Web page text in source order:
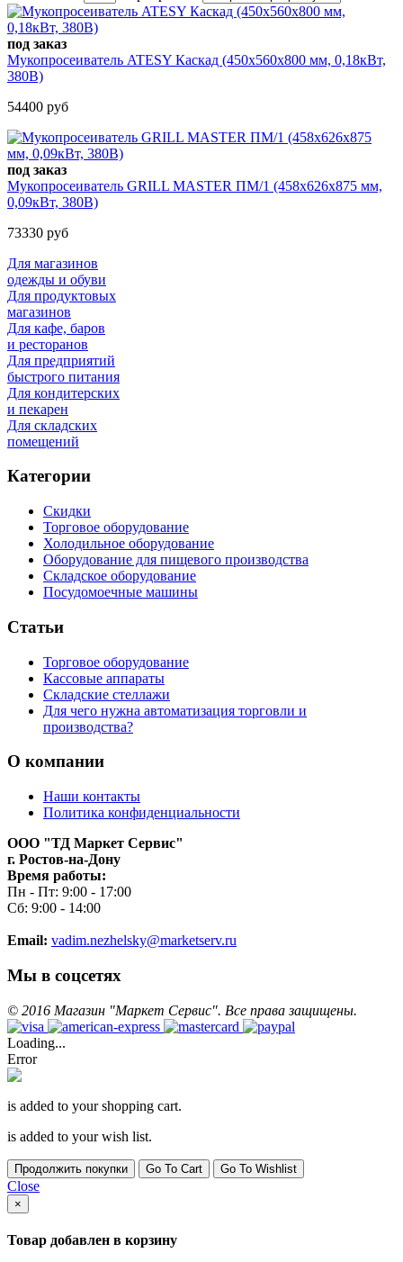
под заказ
Мукопросеиватель ATESY Каскад (450х560х800 мм, 0,18кВт,
380В)
54400 руб
под заказ
Мукопросеиватель GRILL MASTER ПМ/1 (458х626х875 мм,
0,09кВт, 380В)
73330 руб
Для магазинов
одежды и обуви
Для продуктовых
магазинов
Для кафе, баров
и ресторанов
Для предприятий
быстрого питания
Для кондитерских
и пекарен
Для складских
помещений
Категории
Скидки
Торговое оборудование
Холодильное оборудование
Оборудование для пищевого производства
Складское оборудование
Посудомоечные машины
Статьи
Торговое оборудование
Кассовые аппараты
Складские стеллажи
Для чего нужна автоматизация торговли и
производства?
О компании
Наши контакты
Политика конфиденциальности
ООО "ТД Маркет Сервис"
г. Ростов-на-Дону
Время работы:
Пн - Пт: 9:00 - 17:00
Сб: 9:00 - 14:00
Email: vadim.nezhelsky@marketserv.ru
Мы в соцсетях
© 2016 Магазин "Маркет Сервис". Все права защищены.
Loading...
Error
is added to your shopping cart.
is added to your wish list.
Продолжить покупки Go To Cart Go To Wishlist
Close
×
Товар добавлен в корзину